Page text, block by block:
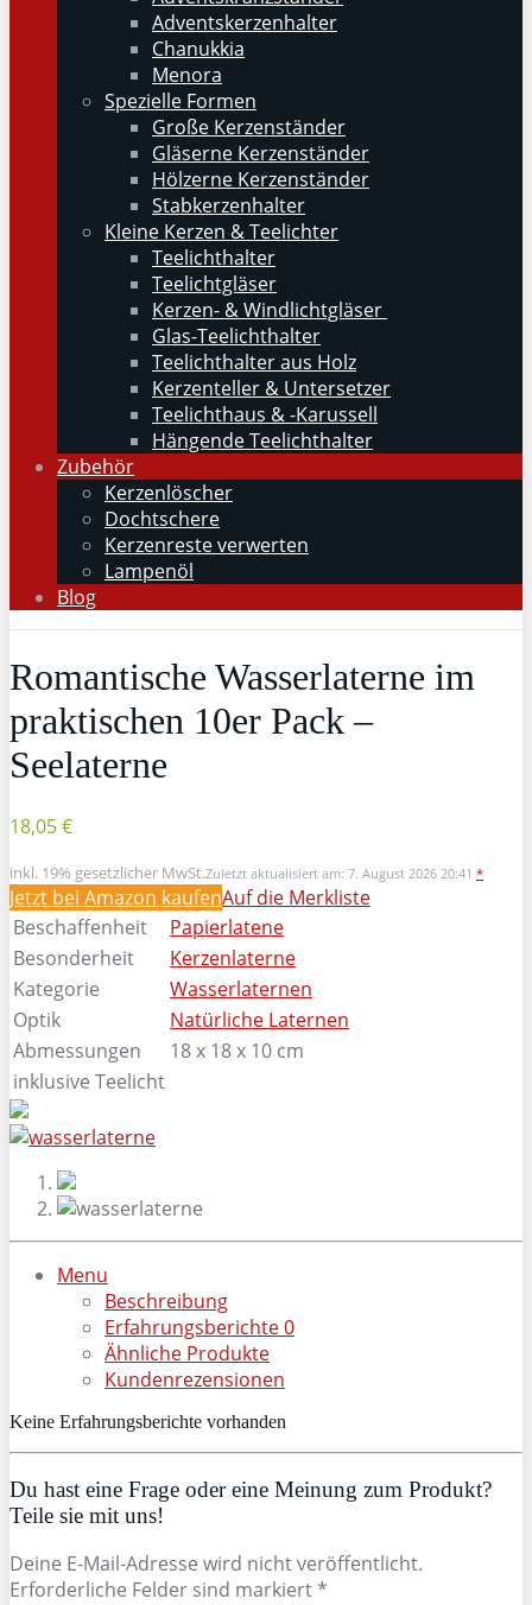
Adventskerzenhalter
Chanukkia
Menora
Spezielle Formen
Große Kerzenständer
Gläserne Kerzenständer
Hölzerne Kerzenständer
Stabkerzenhalter
Kleine Kerzen & Teelichter
Teelichthalter
Teelichtgläser
Kerzen- & Windlichtgläser
Glas-Teelichthalter
Teelichthalter aus Holz
Kerzenteller & Untersetzer
Teelichthaus & -Karussell
Hängende Teelichthalter
Zubehör
Kerzenlöscher
Dochtschere
Kerzenreste verwerten
Lampenöl
Blog
Romantische Wasserlaterne im
praktischen 10er Pack –
Seelaterne
18,05 €
inkl. 19% gesetzlicher MwSt.Zuletzt aktualisiert am: 7. August 2026 20:41 *
Jetzt bei Amazon kaufenAuf die Merkliste
Beschaffenheit
Papierlatene
Besonderheit
Kerzenlaterne
Kategorie
Wasserlaternen
Optik
Natürliche Laternen
Abmessungen
18 x 18 x 10 cm
inklusive Teelicht
Menu
Beschreibung
Erfahrungsberichte0
Ähnliche Produkte
Kundenrezensionen
Keine Erfahrungsberichte vorhanden
Du hast eine Frage oder eine Meinung zum Produkt?
Teile sie mit uns!
Deine E-Mail-Adresse wird nicht veröffentlicht.
Erforderliche Felder sind markiert *